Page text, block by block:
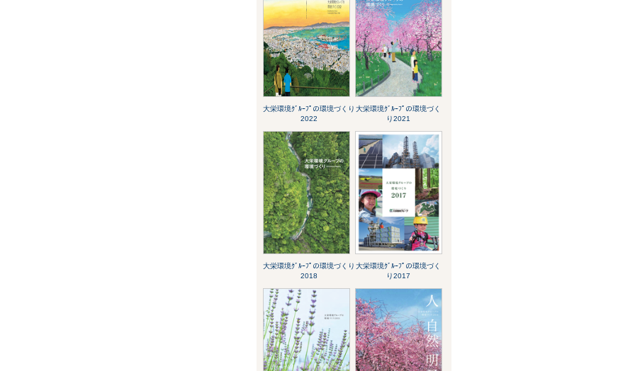
大栄環境ｸﾞﾙｰﾌﾟの環境づくり
2022
大栄環境ｸﾞﾙｰﾌﾟの環境づく
り2021
大栄環境ｸﾞﾙｰﾌﾟの環境づくり
2018
大栄環境ｸﾞﾙｰﾌﾟの環境づく
り2017